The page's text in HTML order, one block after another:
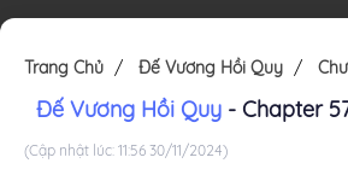
Trang Chủ Đế Vương Hồi Quy
Đế Vương Hồi Quy - Chapter
(Cập nhật lúc: 11:56 30/11/2024)